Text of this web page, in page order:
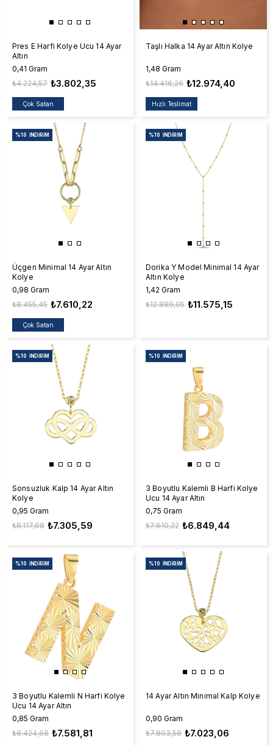
Pres E Harfi Kolye Ucu 14 Ayar
Altın
0,41 Gram
₺3.802,35
₺4.224,57
Çok Satan
Taşlı Halka 14 Ayar Altın Kolye
1,48 Gram
₺12.974,40
₺14.416,26
Hızlı Teslimat
Üçgen Minimal 14 Ayar Altın
Kolye
0,98 Gram
₺7.610,22
₺8.455,45
Çok Satan
%10 İNDIRIM
Dorika Y Model Minimal 14 Ayar
Altın Kolye
1,42 Gram
₺11.575,15
₺12.889,95
%10 İNDIRIM
Sonsuzluk Kalp 14 Ayar Altın
Kolye
0,95 Gram
₺7.305,59
₺8.117,68
%10 İNDIRIM
3 Boyutlu Kalemli B Harfi Kolye
Ucu 14 Ayar Altın
0,75 Gram
₺6.849,44
₺7.610,22
%10 İNDIRIM
3 Boyutlu Kalemli N Harfi Kolye
Ucu 14 Ayar Altın
0,85 Gram
₺7.581,81
₺8.424,68
%10 İNDIRIM
14 Ayar Altın Minimal Kalp Kolye
0,90 Gram
₺7.023,06
₺7.803,58
%10 İNDIRIM